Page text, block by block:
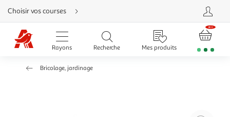
Aller
directement
au
contenu
Aller
directement
Aller
Choisir vos courses
Rayons Recherche Mes produits
Bricolage, jardinage